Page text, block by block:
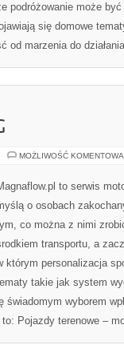
podróżowanie może
się domowe
od marzenia do
MOŻLIWOŚĆ
to serwis
o osobach
co można z nimi
transportu, a
którym personalizacja
takie jak system
wyborem
to: Pojazdy terenowe –